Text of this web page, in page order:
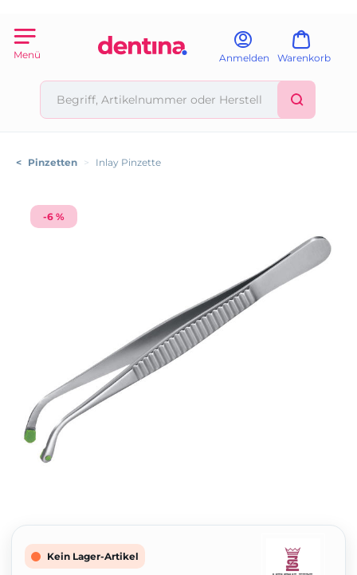
Menü Anmelden Warenkorb
< Pinzetten > Inlay Pinzette
-6 %
Kein Lager-Artikel